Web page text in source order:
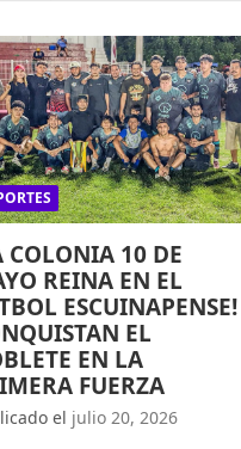
COLONIA 10 DE
REINA EN EL
ESCUINAPENSE!
EL
EN LA
FUERZA
el julio 20, 2026